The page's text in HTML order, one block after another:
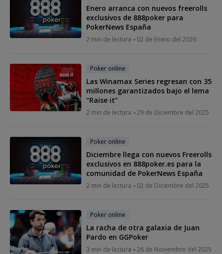
Enero arranca con nuevos freerolls
exclusivos de 888poker para
PokerNews España
2 min de lectura 02 de Enero del 2026
Poker online
Las Winamax Series regresan con 35
millones garantizados bajo el lema
“Raise it”
2 min de lectura 29 de Diciembre del 2025
Poker online
Diciembre llega con nuevos Freerolls
exclusivos en 888poker.es para la
comunidad de PokerNews España
2 min de lectura 02 de Diciembre del 2025
Poker online
La racha de otra galaxia de Juan
Pardo en GGPoker
3 min de lectura 26 de Noviembre del 2025